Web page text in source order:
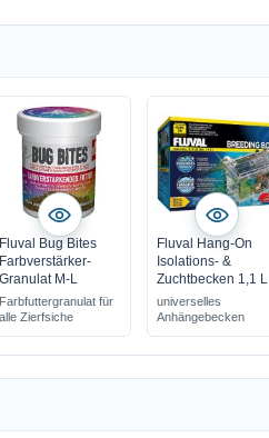
Fluval Bug Bites
Farbverstärker-
Granulat M-L
Farbfuttergranulat für
alle Zierfsiche
Fluval Hang-On
Isolations- &
Zuchtbecken 1,1 L
universelles
Anhängebecken